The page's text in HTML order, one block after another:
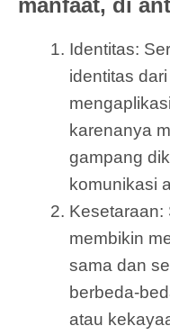
Identitas:
identitas
karenanya
gampang
komunikasi
Kesetaraan:
membikin
sama dan
berbeda-
atau